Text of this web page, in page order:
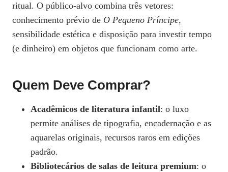
ritual. O público‑alvo combina três vetores:
conhecimento prévio de O Pequeno Príncipe,
sensibilidade estética e disposição para investir tempo
(e dinheiro) em objetos que funcionam como arte.
Quem Deve Comprar?
Acadêmicos de literatura infantil: o luxo
permite análises de tipografia, encadernação e as
aquarelas originais, recursos raros em edições
padrão.
Bibliotecários de salas de leitura premium: o